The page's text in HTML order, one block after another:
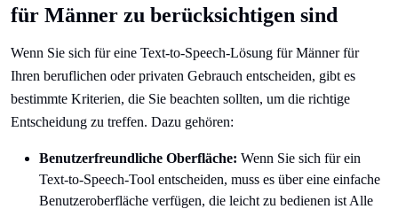
für Männer zu berücksichtigen sind
Wenn Sie sich für eine Text-to-Speech-Lösung für Männer für
Ihren beruflichen oder privaten Gebrauch entscheiden, gibt es
bestimmte Kriterien, die Sie beachten sollten, um die richtige
Entscheidung zu treffen. Dazu gehören:
Benutzerfreundliche Oberfläche: Wenn Sie sich für ein
Text-to-Speech-Tool entscheiden, muss es über eine einfache
Benutzeroberfläche verfügen, die leicht zu bedienen ist Alle